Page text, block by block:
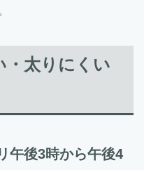
・太りにくい
午後3時から午後4